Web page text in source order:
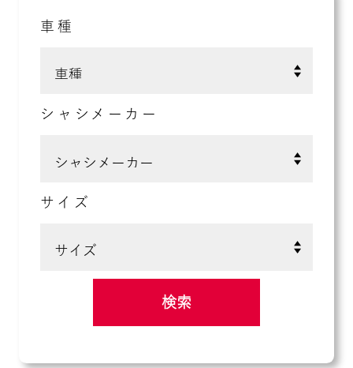
車種
シャシメーカー
サイズ
検索